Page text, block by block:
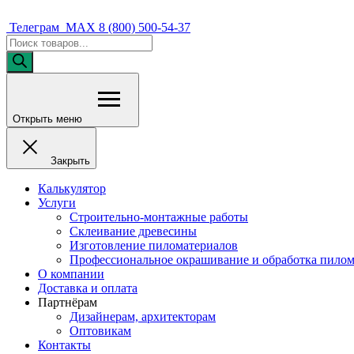
Телеграм MAX 8 (800) 500-54-37
Поиск
товаров
Открыть меню
Закрыть
Калькулятор
Услуги
Строительно-монтажные работы
Склеивание древесины
Изготовление пиломатериалов
Профессиональное окрашивание и обработка
О компании
Доставка и оплата
Партнёрам
Дизайнерам, архитекторам
Оптовикам
Контакты